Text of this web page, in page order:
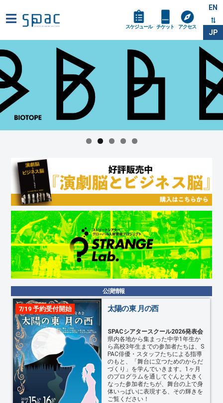
EN
JP
スケジュール チケット アクセス
公演情報
7/19 予約受付開始 太陽の東 月の西
SPACシアタースクール2026発表会
県内各地から集まった中学1年生か
ら高校3年生までの参加者たちは、S
PAC俳優・スタッフたちによる指導
のもと、「舞台に立つためのからだ
づくり」を学んでいきます。1ヶ月
のプログラムを通してぐんと大きく
なった参加者たちが、舞台の上で身
体いっぱいに表現する、その輝きを
ご覧ください！